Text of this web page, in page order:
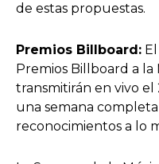
de estas propuestas.
Premios Billboard:
Premios Billboard a la
transmitirán en vivo
una semana
reconocimientos a lo